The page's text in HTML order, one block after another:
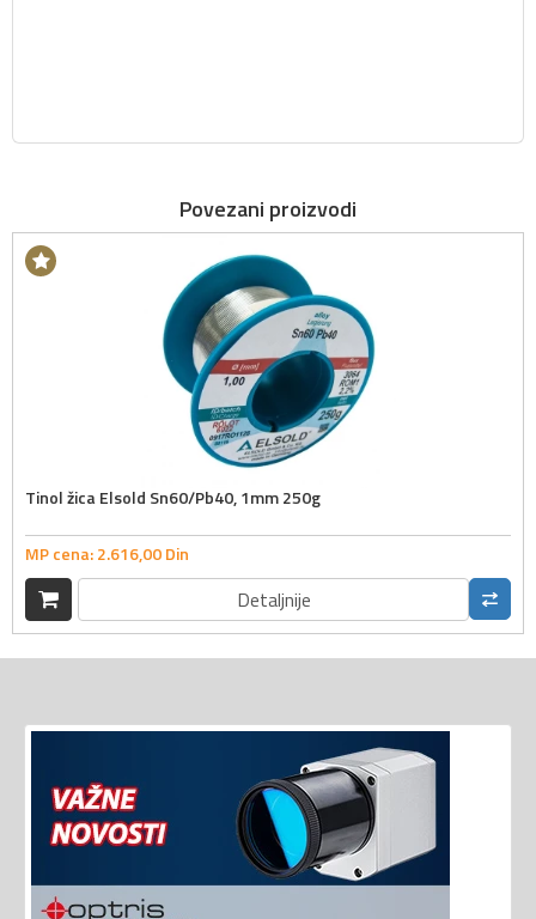
Povezani proizvodi
Tinol žica Elsold Sn60/Pb40, 1mm 250g
MP cena:2.616,00Din
Detaljnije